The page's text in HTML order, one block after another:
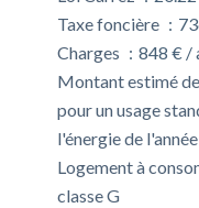
Taxe foncière
Charges
848 € /
Montant estimé
pour un usage
l'énergie de
Logement à
classe G